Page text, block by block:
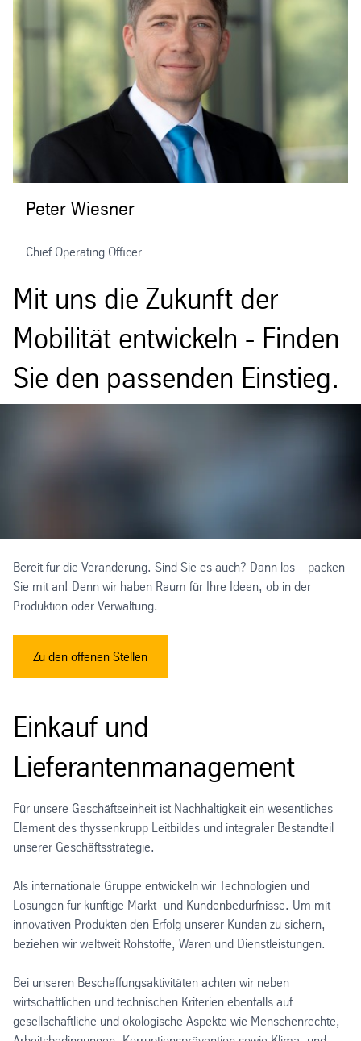
Peter Wiesner
Chief Operating Officer
Mit uns die Zukunft der
Mobilität entwickeln - Finden
Sie den passenden Einstieg.
Bereit für die Veränderung. Sind Sie es auch? Dann los – packen
Sie mit an! Denn wir haben Raum für Ihre Ideen, ob in der
Produktion oder Verwaltung.
Zu den offenen Stellen
Einkauf und
Lieferantenmanagement
Für unsere Geschäftseinheit ist Nachhaltigkeit ein wesentliches
Element des thyssenkrupp Leitbildes und integraler Bestandteil
unserer Geschäftsstrategie.
Als internationale Gruppe entwickeln wir Technologien und
Lösungen für künftige Markt- und Kundenbedürfnisse. Um mit
innovativen Produkten den Erfolg unserer Kunden zu sichern,
beziehen wir weltweit Rohstoffe, Waren und Dienstleistungen.
Bei unseren Beschaffungsaktivitäten achten wir neben
wirtschaftlichen und technischen Kriterien ebenfalls auf
gesellschaftliche und ökologische Aspekte wie Menschenrechte,